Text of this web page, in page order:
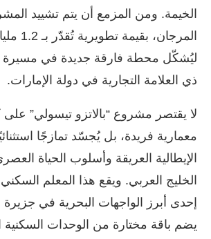
الخيمة. ومن المزمع أن يتم تشييد
ليُشكّل محطة فارقة جديدة في مسيرة
ذي العلامة التجارية في دولة الإمارات.
لا يقتصر مشروع “بالاتزو تيسولي” على
معمارية فريدة، بل يُجسّد تمازجًا
الإيطالية العريقة وأسلوب الحياة
الخليج العربي. ويقع هذا المعلم
إحدى أبرز الواجهات البحرية في
يضم باقة مختارة من الوحدات السكنية